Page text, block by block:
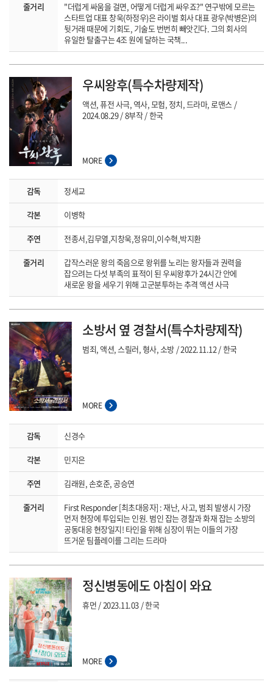
줄거리
"더럽게 싸움을 걸면, 어떻게 더럽게 싸우죠?" 연구밖에 모르는
스타트업 대표 창욱(하정우)은 라이벌 회사 대표 광우(박병은)의
뒷거래 때문에 기회도, 기술도 번번히 빼앗긴다. 그의 회사의
유일한 탈출구는 4조 원에 달하는 국책...
우씨왕후(특수차량제작)
액션, 퓨전 사극, 역사, 모험, 정치, 드라마, 로맨스
2024.08.29 8부작 한국
MORE
감독 정세교
각본 이병학
주연 전종서,김무열,지창욱,정유미,이수혁,박지환
줄거리
갑작스러운 왕의 죽음으로 왕위를 노리는 왕자들과 권력을
잡으려는 다섯 부족의 표적이 된 우씨왕후가 24시간 안에
새로운 왕을 세우기 위해 고군분투하는 추격 액션 사극
소방서 옆 경찰서(특수차량제작)
범죄, 액션, 스릴러, 형사, 소방 2022.11.12 한국
MORE
감독 신경수
각본 민지은
주연 김래원, 손호준, 공승연
줄거리
First Responder [최초대응자] : 재난, 사고, 범죄 발생시 가장
먼저 현장에 투입되는 인원. 범인 잡는 경찰과 화재 잡는 소방의
공동대응 현장일지! 타인을 위해 심장이 뛰는 이들의 가장
뜨거운 팀플레이를 그리는 드라마
정신병동에도 아침이 와요
휴먼 2023.11.03 한국
MORE